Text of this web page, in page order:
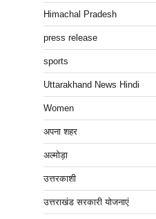
Himachal Pradesh
press release
sports
Uttarakhand News Hindi
Women
अपना शहर
अल्मोड़ा
उत्तरकाशी
उत्तराखंड सरकारी योजनाएं